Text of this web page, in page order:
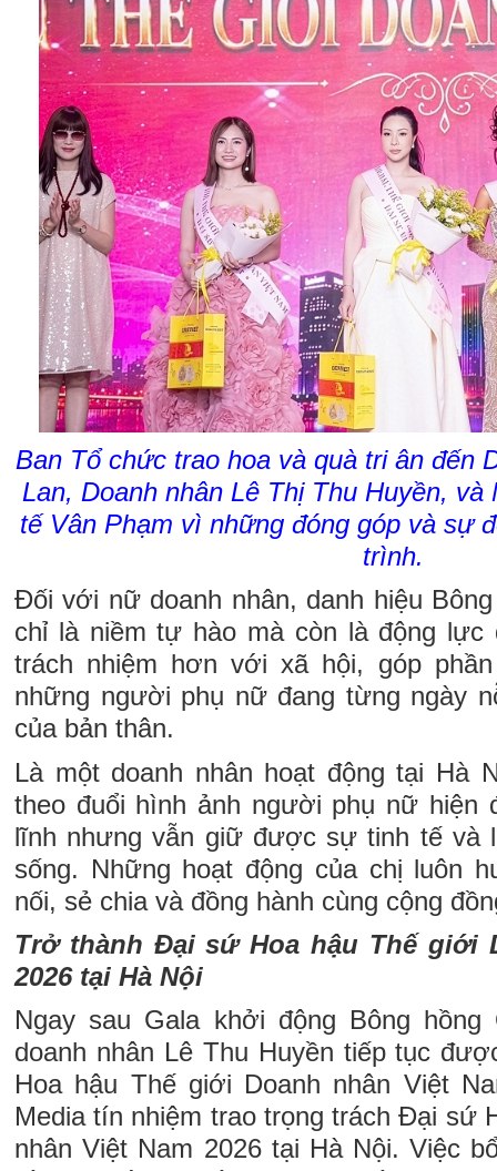
Ban Tổ chức trao hoa và quà tri ân đến
Lan, Doanh nhân Lê Thị Thu Huyền,
tế Vân Phạm vì những đóng góp và sự
trình.
Đối với nữ doanh nhân, danh hiệu
chỉ là niềm tự hào mà còn là động lực
trách nhiệm hơn với xã hội, góp
những người phụ nữ đang từng ngày
của bản thân.
Là một doanh nhân hoạt động tại Hà
theo đuổi hình ảnh người phụ nữ hiện
lĩnh nhưng vẫn giữ được sự tinh tế và
sống. Những hoạt động của chị luôn
nối, sẻ chia và đồng hành cùng cộng
Trở thành Đại sứ Hoa hậu Thế giới
2026 tại Hà Nội
Ngay sau Gala khởi động Bông
doanh nhân Lê Thu Huyền tiếp tục
Hoa hậu Thế giới Doanh nhân Việt
Media tín nhiệm trao trọng trách Đại sứ
nhân Việt Nam 2026 tại Hà Nội. Việc